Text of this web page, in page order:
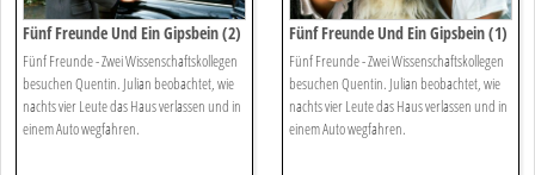
Fünf Freunde Und Ein Gipsbein (2)
Fünf Freunde - Zwei Wissenschaftskollegen
besuchen Quentin. Julian beobachtet, wie
nachts vier Leute das Haus verlassen und in
einem Auto wegfahren.
Fünf Freunde Und Ein Gipsbein (1)
Fünf Freunde - Zwei Wissenschaftskollegen
besuchen Quentin. Julian beobachtet, wie
nachts vier Leute das Haus verlassen und in
einem Auto wegfahren.